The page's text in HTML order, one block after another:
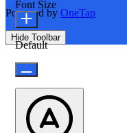
Powered by OneTap
Hide Toolbar
Font Size
Default